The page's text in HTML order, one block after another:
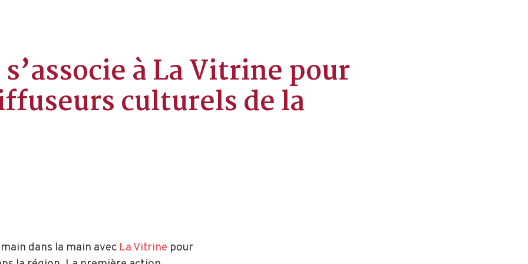
à La Vitrine pour
culturels de la
dans la main avec La Vitrine pour